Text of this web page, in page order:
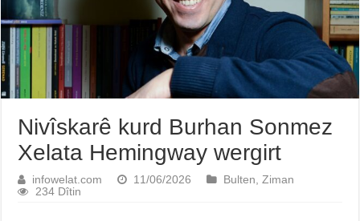
Nivîskarê kurd Burhan Sonmez
Xelata Hemingway wergirt
infowelat.com 11/06/2026 Bulten,Ziman
234 Dîtin